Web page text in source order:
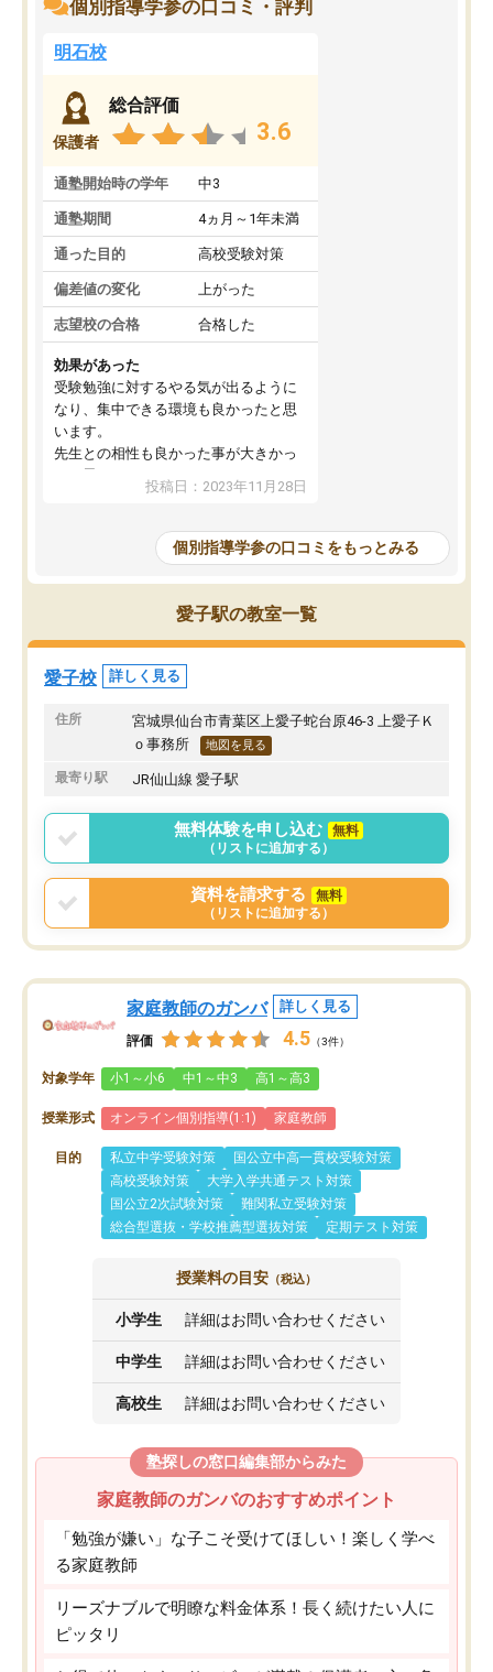
個別指導学参の口コミ・評判
明石校
保護者
総合評価
3.6
通塾開始時の学年 中3
通塾期間 4ヵ月～1年未満
通った目的 高校受験対策
偏差値の変化 上がった
志望校の合格 合格した
効果があった
受験勉強に対するやる気が出るように
なり、集中できる環境も良かったと思
います。
先生との相性も良かった事が大きかっ
たと思います。
投稿日：2023年11月28日
個別指導学参の口コミをもっとみる
愛子駅の教室一覧
愛子校 詳しく見る
住所
宮城県仙台市青葉区上愛子蛇台原46-3 上愛子Ｋ
ｏ事務所
地図を見る
最寄り駅 JR仙山線 愛子駅
無料体験を申し込む
無料
（リストに追加する）
資料を請求する
無料
（リストに追加する）
家庭教師のガンバ 詳しく見る
評価 4.5 （3件）
対象学年 小1～小6 中1～中3 高1～高3
授業形式 オンライン個別指導(1:1) 家庭教師
目的 私立中学受験対策
国公立中高一貫校受験対策
高校受験対策
大学入学共通テスト対策
国公立2次試験対策
難関私立受験対策
総合型選抜・学校推薦型選抜対策
定期テスト対策
授業料の目安 （税込）
小学生 詳細はお問い合わせください
中学生 詳細はお問い合わせください
高校生 詳細はお問い合わせください
塾探しの窓口編集部からみた
家庭教師のガンバのおすすめポイント
「勉強が嫌い」な子こそ受けてほしい！楽しく学べ
る家庭教師
リーズナブルで明瞭な料金体系！長く続けたい人に
ピッタリ